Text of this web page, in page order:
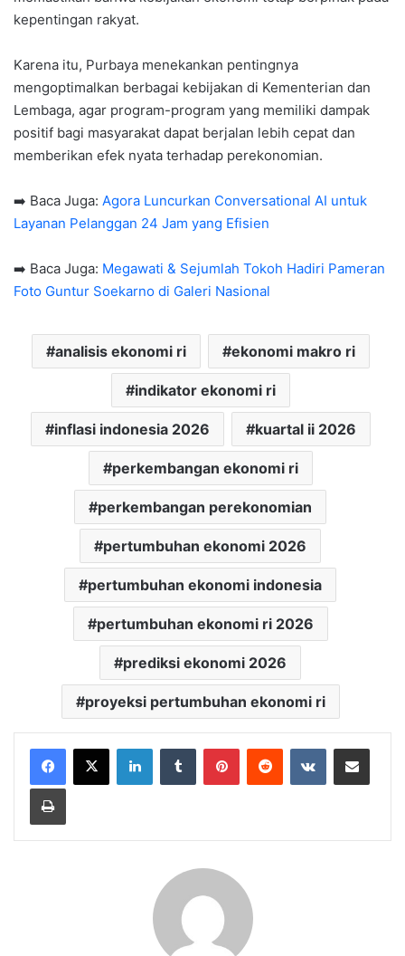
kepentingan rakyat.
Karena itu, Purbaya menekankan pentingnya
mengoptimalkan berbagai kebijakan di Kementerian dan
Lembaga, agar program-program yang memiliki dampak
positif bagi masyarakat dapat berjalan lebih cepat dan
memberikan efek nyata terhadap perekonomian.
➡️ Baca Juga: Agora Luncurkan Conversational AI untuk
Layanan Pelanggan 24 Jam yang Efisien
➡️ Baca Juga: Megawati & Sejumlah Tokoh Hadiri Pameran
Foto Guntur Soekarno di Galeri Nasional
analisis ekonomi ri ekonomi makro ri
indikator ekonomi ri
inflasi indonesia 2026 kuartal ii 2026
perkembangan ekonomi ri
perkembangan perekonomian
pertumbuhan ekonomi 2026
pertumbuhan ekonomi indonesia
pertumbuhan ekonomi ri 2026
prediksi ekonomi 2026
proyeksi pertumbuhan ekonomi ri
LinkedInTumblr PinterestReddit VKontakteShare via Email
Print